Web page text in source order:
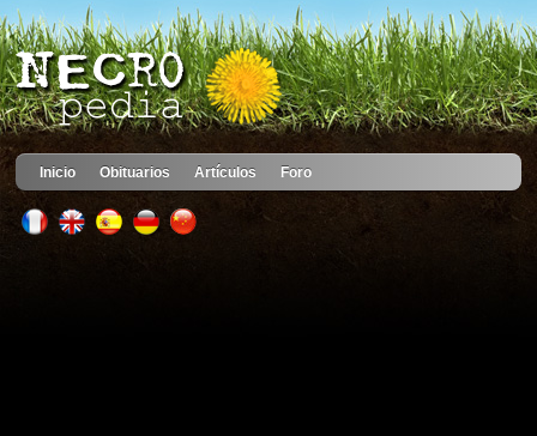
Inicio Obituarios Artículos Foro